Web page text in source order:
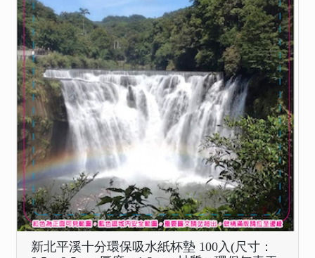
新北平溪十分環保吸水紙杯墊 100入(尺寸：